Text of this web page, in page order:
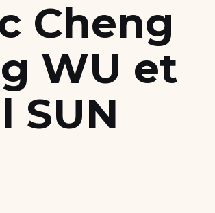
Cheng
WU et
SUN